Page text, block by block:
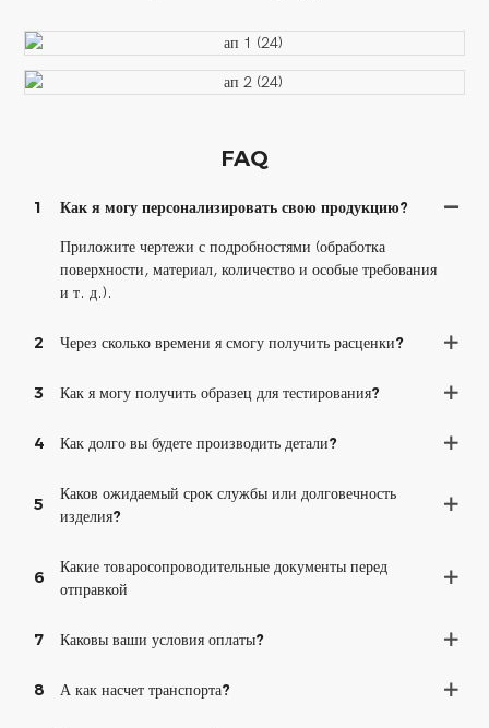
FAQ
1 Как я могу персонализировать свою продукцию?
Приложите чертежи с подробностями (обработка
поверхности, материал, количество и особые требования
и т. д.).
2 Через сколько времени я смогу получить расценки?
3 Как я могу получить образец для тестирования?
4 Как долго вы будете производить детали?
5
Каков ожидаемый срок службы или долговечность
изделия?
6
Какие товаросопроводительные документы перед
отправкой
7 Каковы ваши условия оплаты?
8 А как насчет транспорта?